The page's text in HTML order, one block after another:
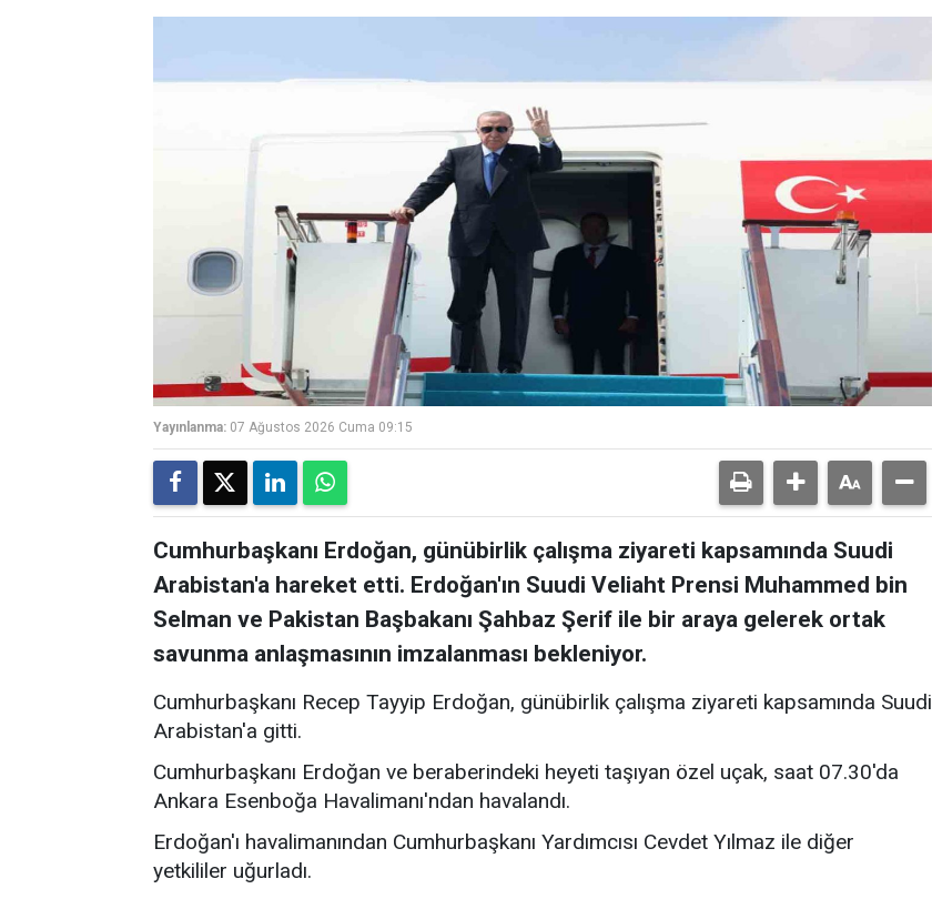
Yayınlanma: 07 Ağustos 2026 Cuma 09:15
Cumhurbaşkanı Erdoğan, günübirlik çalışma ziyareti kapsamında Suudi
Arabistan'a hareket etti. Erdoğan'ın Suudi Veliaht Prensi Muhammed bin
Selman ve Pakistan Başbakanı Şahbaz Şerif ile bir araya gelerek ortak
savunma anlaşmasının imzalanması bekleniyor.
Cumhurbaşkanı Recep Tayyip Erdoğan, günübirlik çalışma ziyareti kapsamında Suudi
Arabistan'a gitti.
Cumhurbaşkanı Erdoğan ve beraberindeki heyeti taşıyan özel uçak, saat 07.30'da
Ankara Esenboğa Havalimanı'ndan havalandı.
Erdoğan'ı havalimanından Cumhurbaşkanı Yardımcısı Cevdet Yılmaz ile diğer
yetkililer uğurladı.